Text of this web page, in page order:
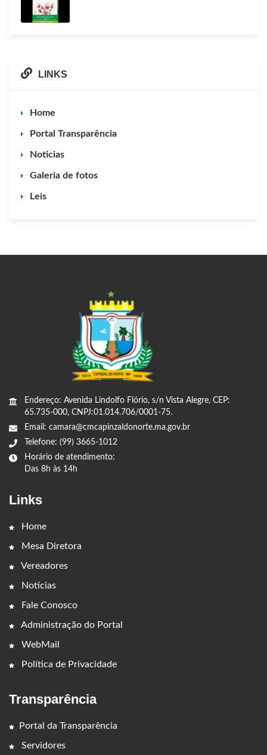
LINKS
Home
Portal Transparência
Noticias
Galeria de fotos
Leis
Endereço: Avenida Lindolfo Flório, s/n Vista Alegre, CEP:
65.735-000, CNPJ:01.014.706/0001-75.
Email: camara@cmcapinzaldonorte.ma.gov.br
Telefone: (99) 3665-1012
Horário de atendimento:
Das 8h às 14h
Links
Home
Mesa Diretora
Vereadores
Notícias
Fale Conosco
Administração do Portal
WebMail
Política de Privacidade
Transparência
Portal da Transparência
Servidores